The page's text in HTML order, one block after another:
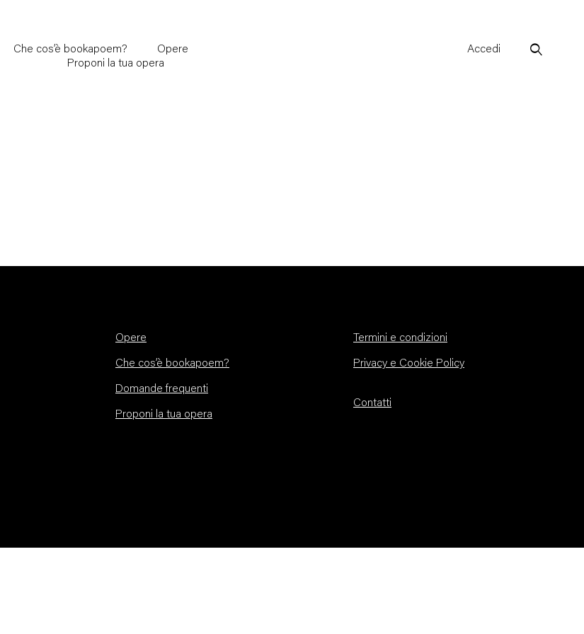
Che cos’è bookapoem?
Opere
Proponi la tua opera
Accedi
Opere
Che cos’è bookapoem?
Domande frequenti
Proponi la tua opera
Termini e condizioni
Privacy e Cookie Policy
Contatti